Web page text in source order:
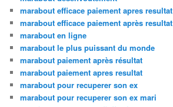
marabout efficace paiement apres resultat
marabout efficace paiement après resultat
marabout en ligne
marabout le plus puissant du monde
marabout paiement après résultat
marabout paiement apres resultat
marabout pour recuperer son ex
marabout pour recuperer son ex mari